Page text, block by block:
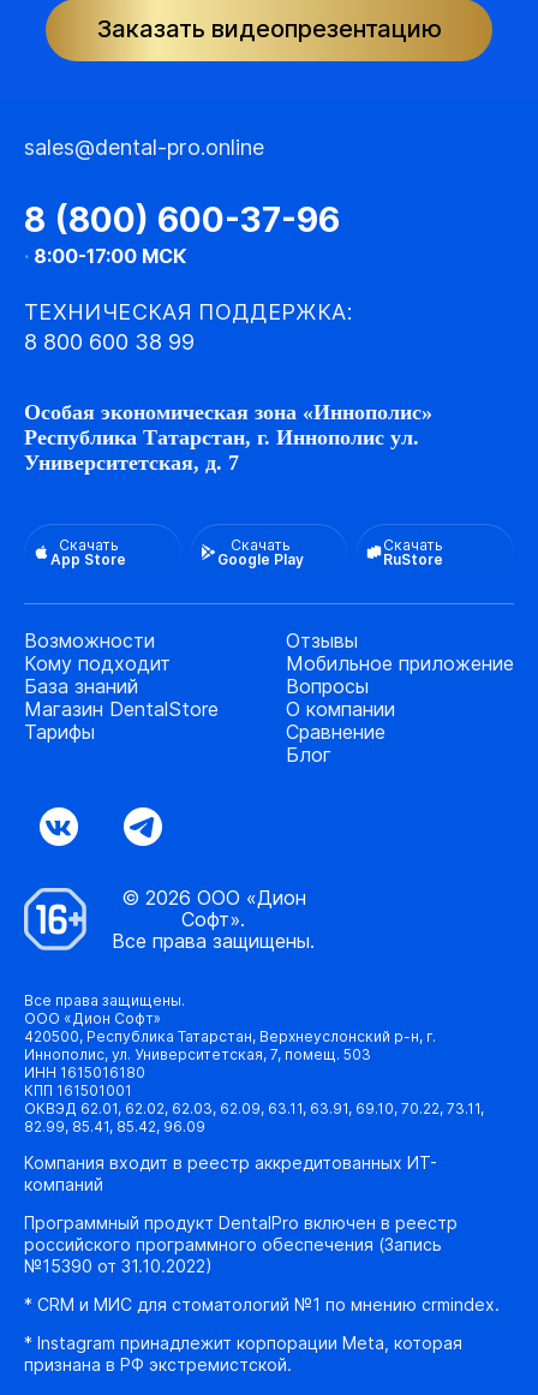
Заказать видеопрезентацию
sales@dental-pro.online
8 (800) 600-37-96
· 8:00-17:00 МСК
ТЕХНИЧЕСКАЯ ПОДДЕРЖКА:
8 800 600 38 99
Особая экономическая зона «Иннополис»
Республика Татарстан, г. Иннополис ул.
Университетская, д. 7
Скачать
App Store
Скачать
Google Play
Скачать
RuStore
Возможности
Кому подходит
База знаний
Магазин DentalStore
Тарифы
Отзывы
Мобильное приложение
Вопросы
О компании
Сравнение
Блог
© 2026 ООО «Дион
Софт».
Все права защищены.
Все права защищены.
ООО «Дион Софт»
420500, Республика Татарстан, Верхнеуслонский р-н, г.
Иннополис, ул. Университетская, 7, помещ. 503
ИНН 1615016180
КПП 161501001
ОКВЭД 62.01, 62.02, 62.03, 62.09, 63.11, 63.91, 69.10, 70.22, 73.11,
82.99, 85.41, 85.42, 96.09
Компания входит в реестр аккредитованных ИТ-
компаний
Программный продукт DentalPro включен в реестр
российского программного обеспечения (Запись
№15390 от 31.10.2022)
* CRM и МИС для стоматологий №1 по мнению crmindex.
* Instagram принадлежит корпорации Meta, которая
признана в РФ экстремистской.